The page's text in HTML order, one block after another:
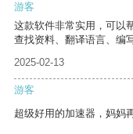
游客
这款软件非常实用，可以
查找资料、翻译语言、编
2025-02-13
游客
超级好用的加速器，妈妈